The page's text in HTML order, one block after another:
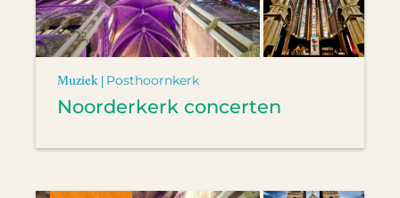
Muziek | Posthoornkerk
Noorderkerk concerten